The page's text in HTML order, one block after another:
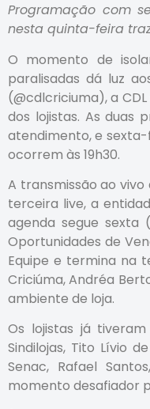
Programação com
nesta quinta-feira
O momento de
paralisadas dá luz
(@cdlcriciuma), a
dos lojistas. As duas
atendimento, e sexta-
ocorrem às 19h30.
A transmissão ao
terceira live, a
agenda segue sexta
Oportunidades de
Equipe e termina na
Criciúma, Andréa
ambiente de loja.
Os lojistas já
Sindilojas, Tito Lívio
Senac, Rafael
momento desafiador